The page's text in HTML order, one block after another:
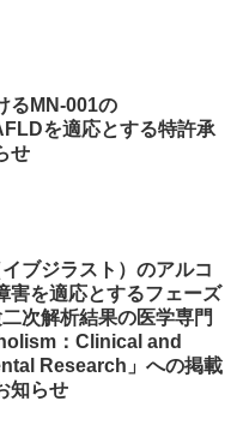
るMN-001の
を適応とする特許承
せ
ブジラスト）のアルコ
害を適応とするフェーズ
次解析結果の医学専門
：Clinical and
Research」への掲載
知らせ